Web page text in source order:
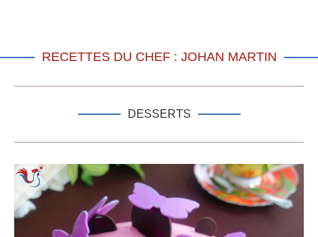
RECETTES DU CHEF : JOHAN MARTIN
DESSERTS